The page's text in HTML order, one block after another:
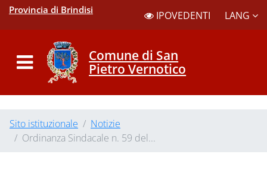
Provincia di Brindisi IPOVEDENTI LANG
Comune di San
Pietro Vernotico
Sito istituzionale
Notizie
Ordinanza Sindacale n. 59 del...